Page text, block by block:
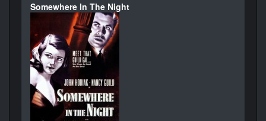
Somewhere In The Night